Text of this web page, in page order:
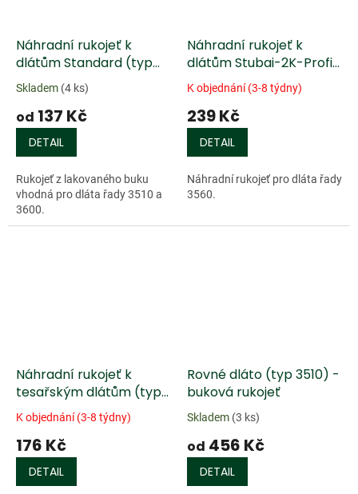
Náhradní rukojeť k
dlátům Standard (typ
3510 a 3600)
Skladem (4 ks)
od 137 Kč
DETAIL
Rukojeť z lakovaného buku
vhodná pro dláta řady 3510 a
3600.
Náhradní rukojeť k
dlátům Stubai-2K-Profi
- plastová
K objednání (3-8 týdny)
239 Kč
DETAIL
Náhradní rukojeť pro dláta řady
3560.
Náhradní rukojeť k
tesařským dlátům (typ
3575)
K objednání (3-8 týdny)
176 Kč
DETAIL
Rovné dláto (typ 3510) -
buková rukojeť
Skladem (3 ks)
od 456 Kč
DETAIL